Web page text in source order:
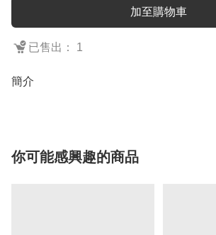
加至購物車
已售出： 1
簡介
你可能感興趣的商品